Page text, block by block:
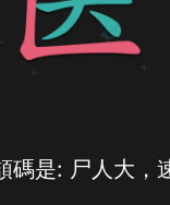
碼是: 尸人大，